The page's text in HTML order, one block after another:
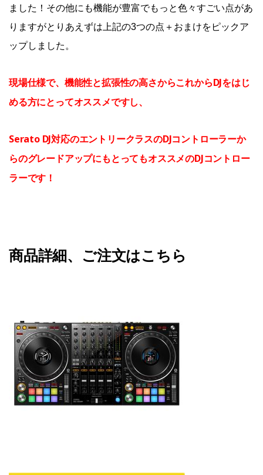
ました！その他にも機能が豊富でもっと色々すごい点があ
りますがとりあえずは上記の3つの点＋おまけをピックア
ップしました。
現場仕様で、機能性と拡張性の高さからこれからDJをはじ
める方にとってオススメですし、
Serato DJ対応のエントリークラスのDJコントローラーか
らのグレードアップにもとってもオススメのDJコントロー
ラーです！
商品詳細、ご注文はこちら